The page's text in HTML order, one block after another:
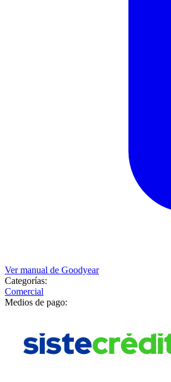
Ver manual de Goodyear
Categorías:
Comercial
Medios de pago: